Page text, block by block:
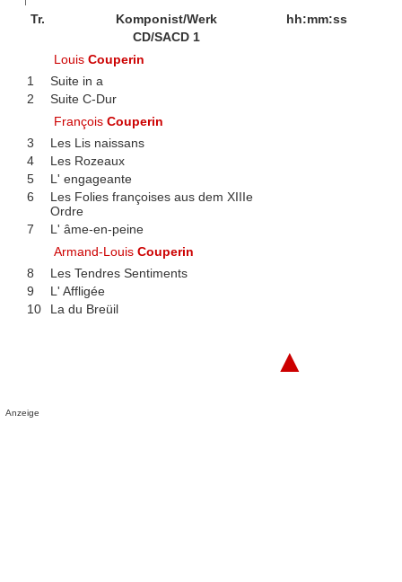
Tr. Komponist/Werk
hh:mm:ss
CD/SACD 1
LouisCouperin
1
Suite in a
2
Suite C-Dur
FrançoisCouperin
3
Les Lis naissans
4
Les Rozeaux
5
L' engageante
6
Les Folies françoises aus dem XIIIe
Ordre
7
L' âme-en-peine
Armand-LouisCouperin
8
Les Tendres Sentiments
9
L' Affligée
10
La du Breüil
▲
Anzeige